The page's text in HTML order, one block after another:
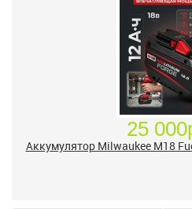
25
Аккумулятор Milwaukee M18